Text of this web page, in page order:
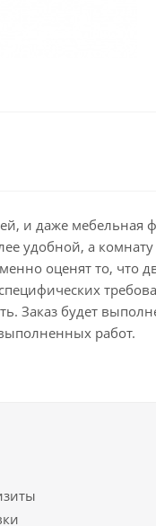
и даже
удобной, а
оценят то, что
Заказ будет
работ.